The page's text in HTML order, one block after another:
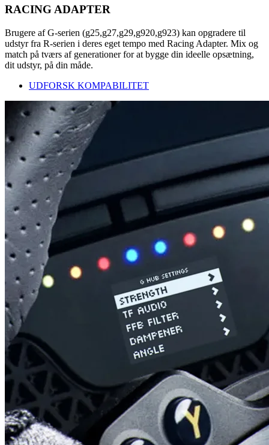
RACING ADAPTER
Brugere af G-serien (g25,g27,g29,g920,g923) kan opgradere til
udstyr fra R-serien i deres eget tempo med Racing Adapter. Mix og
match på tværs af generationer for at bygge din ideelle opsætning,
dit udstyr, på din måde.
UDFORSK KOMPABILITET